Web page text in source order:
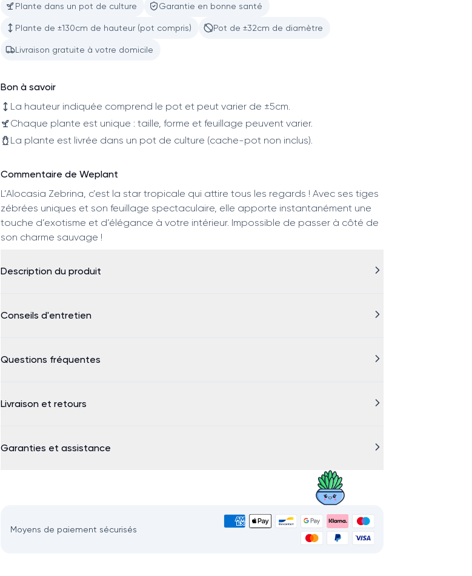
Plante dans un pot de culture Garantie en bonne santé
Plante de ±130cm de hauteur (pot compris) Pot de ±32cm de diamètre
Livraison gratuite à votre domicile
Bon à savoir
La hauteur indiquée comprend le pot et peut varier de ±5cm.
Chaque plante est unique : taille, forme et feuillage peuvent varier.
La plante est livrée dans un pot de culture (cache-pot non inclus).
Commentaire de Weplant
L’Alocasia Zebrina, c’est la star tropicale qui attire tous les regards ! Avec ses tiges
zébrées uniques et son feuillage spectaculaire, elle apporte instantanément une
touche d’exotisme et d’élégance à votre intérieur. Impossible de passer à côté de
son charme sauvage !
Description du produit
Conseils d'entretien
Questions fréquentes
Livraison et retours
Garanties et assistance
Moyens de paiement sécurisés